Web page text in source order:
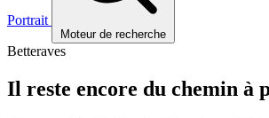
Portrait
Moteur de recherche
Betteraves
Il reste encore du chemin à